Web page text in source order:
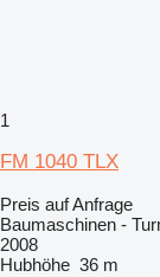
1
FM 1040 TLX
Preis auf Anfrage
Baumaschinen -
2008
Hubhöhe 36 m